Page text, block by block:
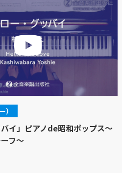
）
バイ」ピアノde昭和ポップス～
フ～